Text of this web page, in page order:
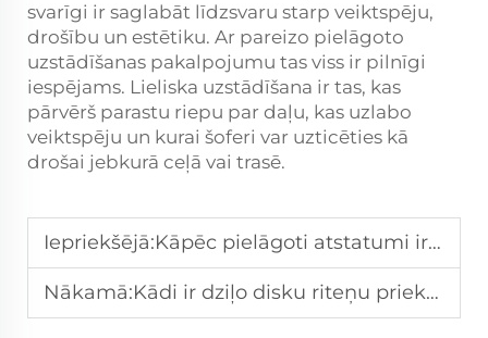
svarīgi ir saglabāt līdzsvaru starp veiktspēju,
drošību un estētiku. Ar pareizo pielāgoto
uzstādīšanas pakalpojumu tas viss ir pilnīgi
iespējams. Lieliska uzstādīšana ir tas, kas
pārvērš parastu riepu par daļu, kas uzlabo
veiktspēju un kurai šoferi var uzticēties kā
drošai jebkurā ceļā vai trasē.
Iepriekšējā:Kāpēc pielāgoti atstatumi ir nepieciešami asimetriskiem riteņu komplektiem?
Nākamā:Kādi ir dziļo disku riteņu priekšrocības transportlīdzekļa dizaina uzlabošanai?